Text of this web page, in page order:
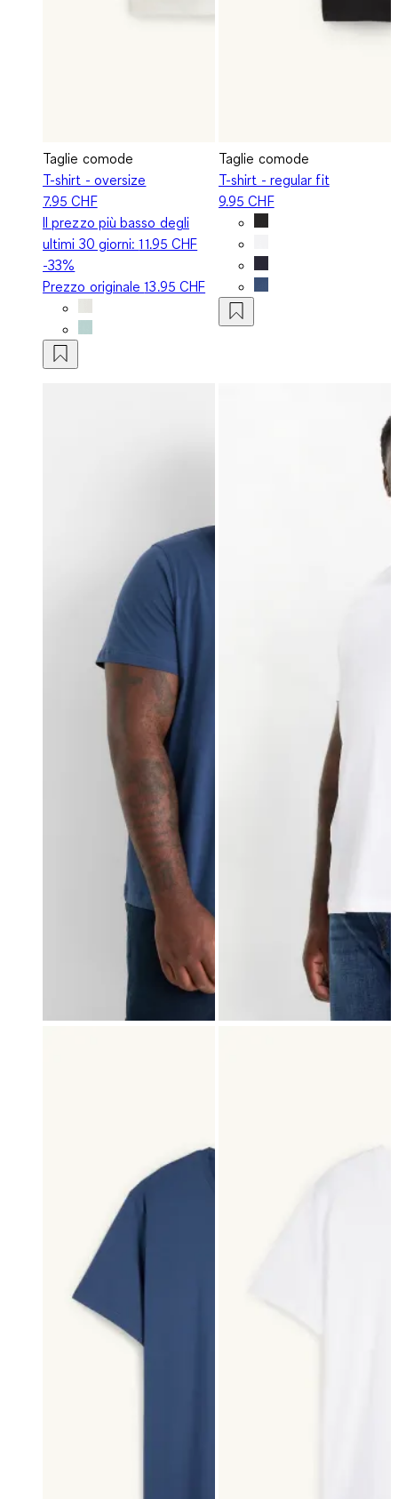
Taglie comode
T-shirt - oversize
7.95 CHF
Il prezzo più basso degli
ultimi 30 giorni:11.95 CHF
-33%
Prezzo originale13.95 CHF
Taglie comode
T-shirt - regular fit
9.95 CHF